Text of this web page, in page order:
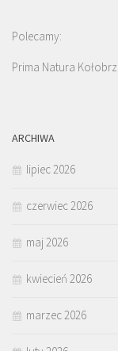
Polecamy:
Prima Natura
ARCHIWA
lipiec 2026
czerwiec 2026
maj 2026
kwiecień 2026
marzec 2026